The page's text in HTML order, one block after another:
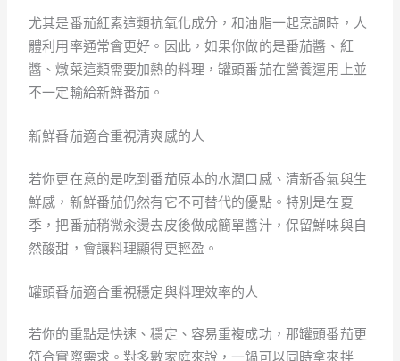
尤其是番茄紅素這類抗氧化成分，和油脂一起烹調時，人
體利用率通常會更好。因此，如果你做的是番茄醬、紅
醬、燉菜這類需要加熱的料理，罐頭番茄在營養運用上並
不一定輸給新鮮番茄。
新鮮番茄適合重視清爽感的人
若你更在意的是吃到番茄原本的水潤口感、清新香氣與生
鮮感，新鮮番茄仍然有它不可替代的優點。特別是在夏
季，把番茄稍微汆燙去皮後做成簡單醬汁，保留鮮味與自
然酸甜，會讓料理顯得更輕盈。
罐頭番茄適合重視穩定與料理效率的人
若你的重點是快速、穩定、容易重複成功，那罐頭番茄更
符合實際需求。對多數家庭來說，一鍋可以同時拿來拌